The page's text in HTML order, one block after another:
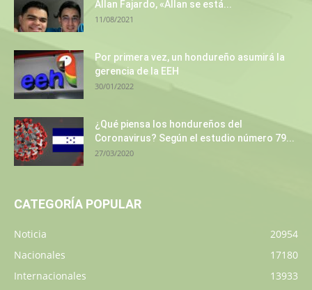
Allan Fajardo, «Allan se está...
11/08/2021
Por primera vez, un hondureño asumirá la
gerencia de la EEH
30/01/2022
¿Qué piensa los hondureños del
Coronavirus? Según el estudio número 79...
27/03/2020
CATEGORÍA POPULAR
Noticia
20954
Nacionales
17180
Internacionales
13933